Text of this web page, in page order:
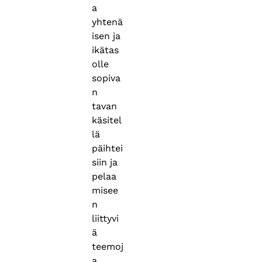
a
yhtenä
isen ja
ikätas
olle
sopiva
n
tavan
käsitel
lä
päihtei
siin ja
pelaa
misee
n
liittyvi
ä
teemoj